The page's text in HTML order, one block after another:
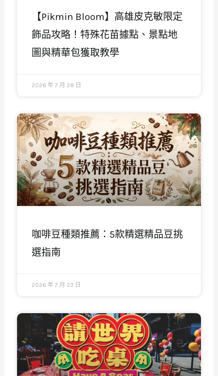
【Pikmin Bloom】高雄皮克敏限定
飾品攻略！特殊花苗據點、景點地
圖與精華包獲取教學
2026 年 7 月 28 日
咖啡豆種類推薦：5款精選精品豆挑
選指南
2026 年 7 月 23 日